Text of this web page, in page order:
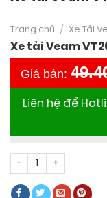
Trang chủ / Xe Tải
Xe tải Veam
Giá bán:
Liên hệ để
Xe tải Veam